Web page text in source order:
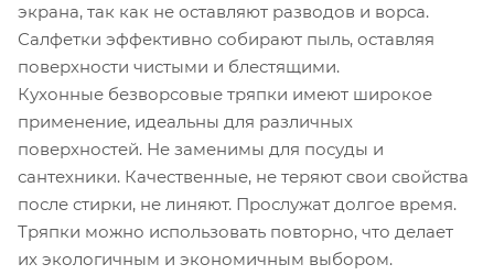
экрана, так как не оставляют разводов и ворса.
Салфетки эффективно собирают пыль, оставляя
поверхности чистыми и блестящими.
Кухонные безворсовые тряпки имеют широкое
применение, идеальны для различных
поверхностей. Не заменимы для посуды и
сантехники. Качественные, не теряют свои свойства
после стирки, не линяют. Прослужат долгое время.
Тряпки можно использовать повторно, что делает
их экологичным и экономичным выбором.